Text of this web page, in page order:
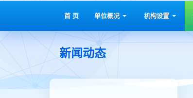
首 页 单位概况 机构设置
新闻动态